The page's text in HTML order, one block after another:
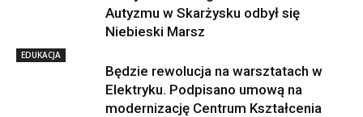
Autyzmu w Skarżysku odbył się
Niebieski Marsz
EDUKACJA
Będzie rewolucja na warsztatach w
Elektryku. Podpisano umową na
modernizację Centrum Kształcenia